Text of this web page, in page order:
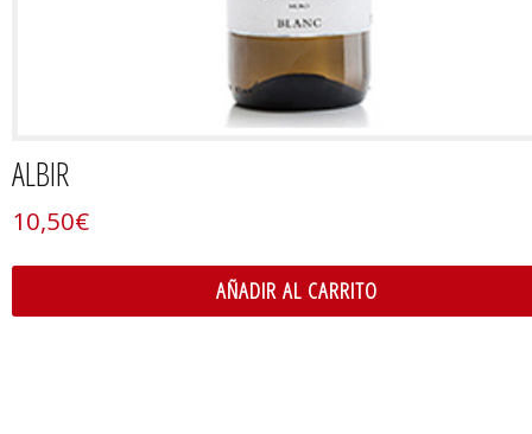
ALBIR
10,50€
AÑADIR AL CARRITO